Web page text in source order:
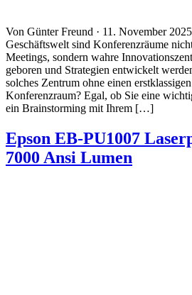
Von Günter Freund · 11. November
Geschäftswelt sind Konferenzräume
Meetings, sondern wahre
geboren und Strategien entwickelt
solches Zentrum ohne einen
Konferenzraum? Egal, ob Sie eine
ein Brainstorming mit Ihrem […]
Epson EB-PU1007
7000 Ansi Lumen